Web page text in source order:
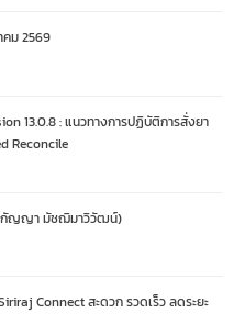
คม 2569
13.0.8 : แนวทางการปฏิบัติการสั่งยา
Reconcile
.กัญญา มัชฌิมาวิวัฒน์)
Connect สะดวก รวดเร็ว ลดระยะ